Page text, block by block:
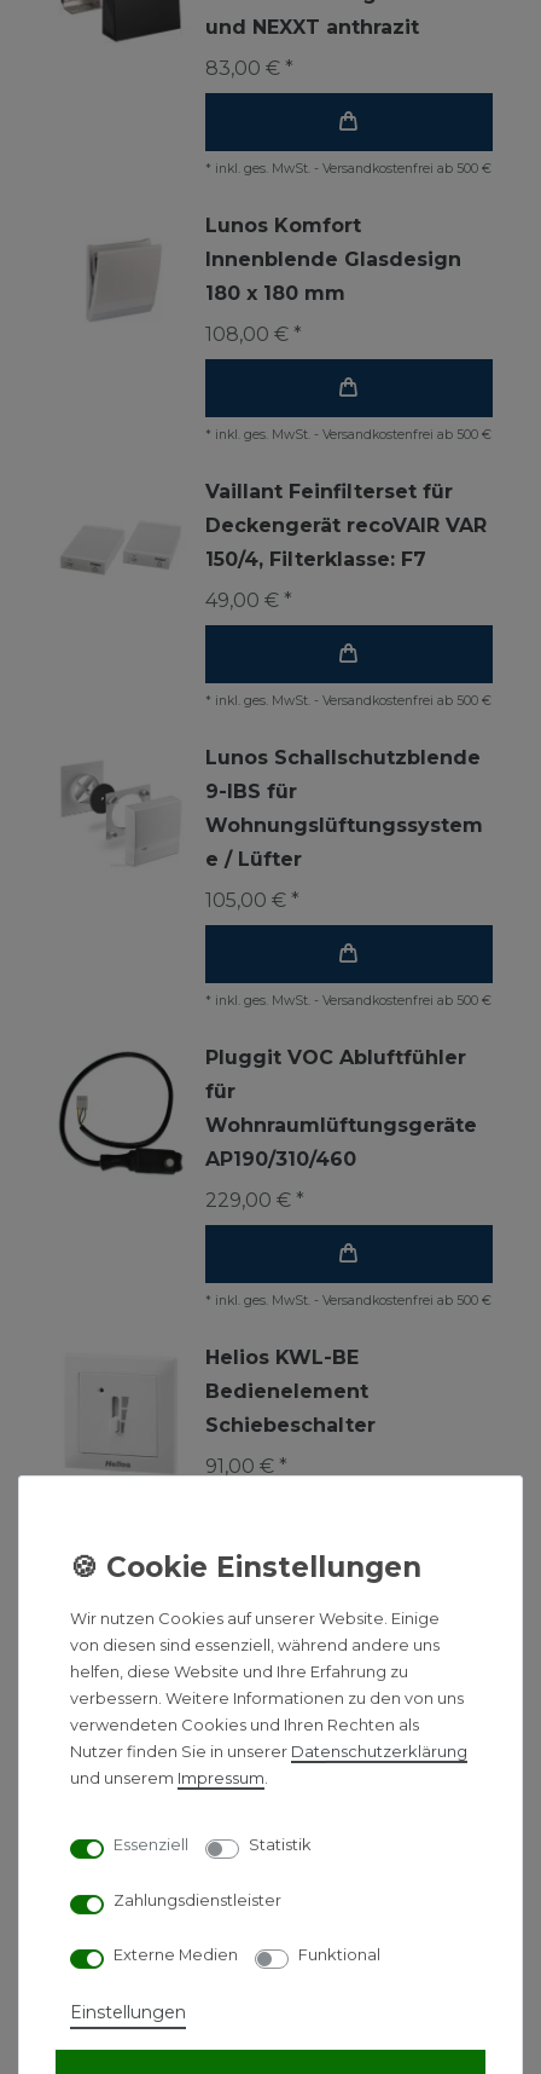
und NEXXT anthrazit
83,00 € *
* inkl. ges. MwSt. - Versandkostenfrei ab 500 €
Lunos Komfort
Innenblende Glasdesign
180 x 180 mm
108,00 € *
* inkl. ges. MwSt. - Versandkostenfrei ab 500 €
Vaillant Feinfilterset für
Deckengerät recoVAIR VAR
150/4, Filterklasse: F7
49,00 € *
* inkl. ges. MwSt. - Versandkostenfrei ab 500 €
Lunos Schallschutzblende
9-IBS für
Wohnungslüftungssystem
e / Lüfter
105,00 € *
* inkl. ges. MwSt. - Versandkostenfrei ab 500 €
Pluggit VOC Abluftfühler
für
Wohnraumlüftungsgeräte
AP190/310/460
229,00 € *
* inkl. ges. MwSt. - Versandkostenfrei ab 500 €
Helios KWL-BE
Bedienelement
Schiebeschalter
91,00 € *
* inkl. ges. MwSt. Versandkostenfrei ab 500 €
Lunos Außengitter 1/AZ 180
Ø für
Wohnungslüftungssystem
e
Feuchtefühler für
Wir nutzen Cookies auf unserer Website. Einige
von diesen sind essenziell, während andere uns
helfen, diese Website und Ihre Erfahrung zu
verbessern. Weitere Informationen zu den von uns
verwendeten Cookies und Ihren Rechten als
Nutzer finden Sie in unserer Daten­schutz­erklärung
und unserem Impressum
Essenziell Statistik
Zahlungsdienstleister
Externe Medien Funktional
Einstellungen